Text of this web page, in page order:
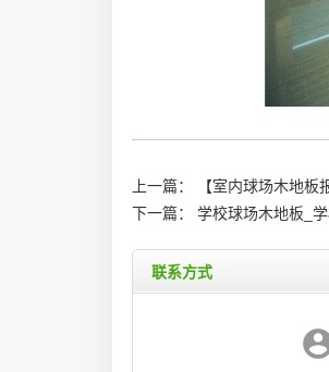
上一篇：
【室内球场木地
下一篇：
学校球场木地板_
联系方式